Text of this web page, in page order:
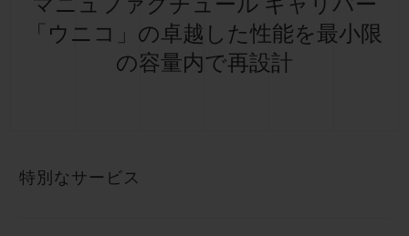
マニュファクチュール キャリバー
「ウニコ」の卓越した性能を最小限
の容量内で再設計
特別なサービス